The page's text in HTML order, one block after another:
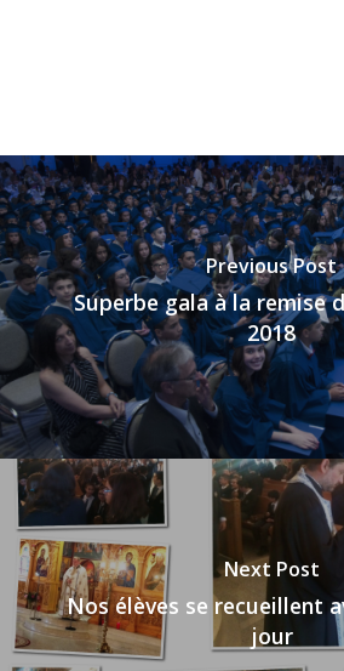
Previous Post
Superbe gala à la remise
2018
Next Post
Nos élèves se recueillent
jour